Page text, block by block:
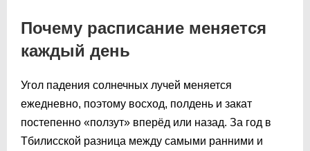
Почему расписание меняется
каждый день
Угол падения солнечных лучей меняется
ежедневно, поэтому восход, полдень и закат
постепенно «ползут» вперёд или назад. За год в
Тбилисской разница между самыми ранними и